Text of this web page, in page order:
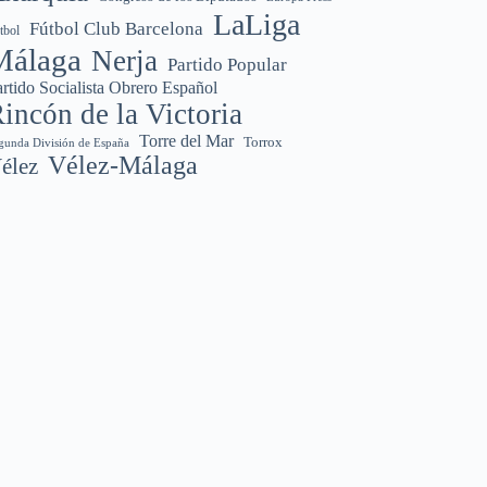
Fútbol Club Barcelona LaLiga
Nerja Partido Popular
Socialista Obrero Español
de la Victoria
División de España Torre del Mar Torrox
Vélez-Málaga